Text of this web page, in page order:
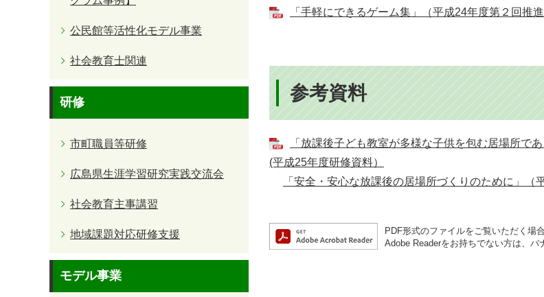
「手軽にできるゲーム集」（平成24年度第２回推
参考資料
「放課後子ども教室が多様な子供を包む居場所で
(平成25年度研修資料）
「安全・安心な放課後の居場所づくりのために」（
PDF形式のファイルをご覧いただく場
Adobe Readerをお持ちでない方は、バ
公民館等活性化モデル事業
社会教育士関連
研修
市町職員等研修
広島県生涯学習研究実践交流会
社会教育主事講習
地域課題対応研修支援
モデル事業